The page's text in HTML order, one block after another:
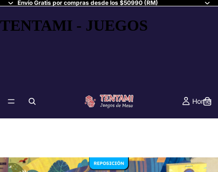
Envío Gratis por compras desde los $50990 (RM)
TENTAMI - JUEGOS
Home